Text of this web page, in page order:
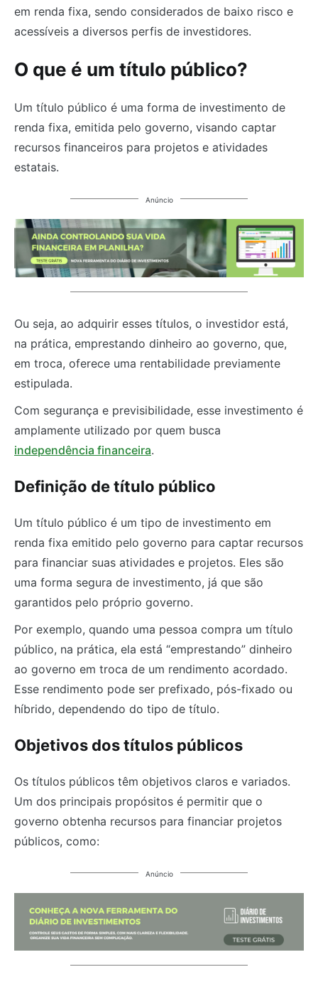
em renda fixa, sendo considerados de baixo risco e
acessíveis a diversos perfis de investidores.
O que é um título público?
Um título público é uma forma de investimento de
renda fixa, emitida pelo governo, visando captar
recursos financeiros para projetos e atividades
estatais.
Anúncio
Ou seja, ao adquirir esses títulos, o investidor está,
na prática, emprestando dinheiro ao governo, que,
em troca, oferece uma rentabilidade previamente
estipulada.
Com segurança e previsibilidade, esse investimento é
amplamente utilizado por quem busca
independência financeira.
Definição de título público
Um título público é um tipo de investimento em
renda fixa emitido pelo governo para captar recursos
para financiar suas atividades e projetos. Eles são
uma forma segura de investimento, já que são
garantidos pelo próprio governo.
Por exemplo, quando uma pessoa compra um título
público, na prática, ela está “emprestando” dinheiro
ao governo em troca de um rendimento acordado.
Esse rendimento pode ser prefixado, pós-fixado ou
híbrido, dependendo do tipo de título.
Objetivos dos títulos públicos
Os títulos públicos têm objetivos claros e variados.
Um dos principais propósitos é permitir que o
governo obtenha recursos para financiar projetos
públicos, como:
Anúncio